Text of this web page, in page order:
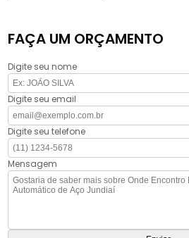
FAÇA UM ORÇAMENTO
Digite seu nome
Digite seu email
Digite seu telefone
Mensagem